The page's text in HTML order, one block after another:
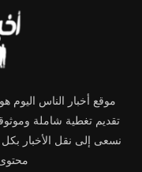
موقع أخبار الناس اليوم
تقديم تغطية شاملة
نسعى إلى نقل الأخبار بكل